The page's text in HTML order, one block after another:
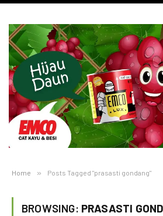
Home » Posts Tagged "prasasti gondang"
BROWSING: PRASASTI